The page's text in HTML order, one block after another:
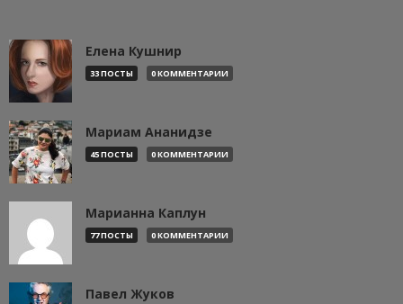
Елена Кушнир
33 ПОСТЫ 0 КОММЕНТАРИИ
Мариам Ананидзе
45 ПОСТЫ 0 КОММЕНТАРИИ
Марианна Каплун
77 ПОСТЫ 0 КОММЕНТАРИИ
Павел Жуков